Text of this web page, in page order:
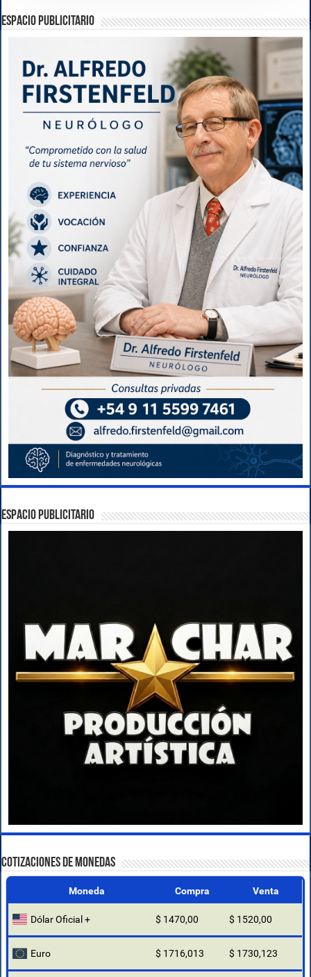
ESPACIO PUBLICITARIO
ESPACIO PUBLICITARIO
COTIZACIONES DE MONEDAS
Moneda Compra Venta
Dólar Oficial + $ 1470,00 $ 1520,00
Euro $ 1716,013 $ 1730,123